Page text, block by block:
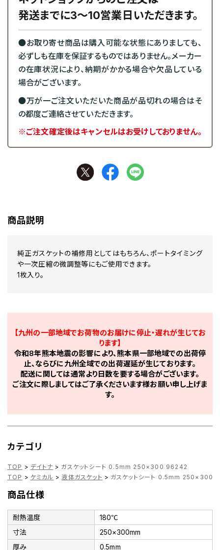
発送までに3～10営業日いただきます。
●お取り寄せ商品は購入可能な状態にありましても、
必ずしも在庫を保証するものではありません。メーカー
の在庫状況により、納期がかかる場合や欠品している
場合がございます。
●万が一ご注文いただいた商品が品切れの場合はそ
の都度ご連絡させていただきます。
※ご注文確定後はキャンセルはお受けしておりません。
商品説明
純正ガスケットの補修用としてはもちろん、ポートタイミング
や一次圧縮の微調整等にもご使用できます。
1枚入り。
【九州の一部地域でお荷物のお届けに停止・遅れが生じてお
ります】
令和8年熊本地震の影響により、熊本県一部地域での出荷停
止、ならびに九州全域での出荷遅延が生じております。
配送に関しては通常より日数を要する場合がございます。
ご注文に際しましてはご了承くださいます様お願い申し上げま
す。
カテゴリ
TOP > デイトナ > ガスケットシート 0.5mm 250×300 96242
TOP > ケミカル > 液体ガスケット > ガスケットシート 0.5mm 250×300
商品仕様
耐熱温度
180℃
寸法
250×300mm
厚み
0.5mm